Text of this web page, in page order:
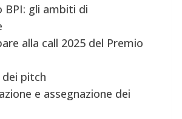
BPI: gli ambiti di
alla call 2025 del Premio
dei pitch
e assegnazione dei